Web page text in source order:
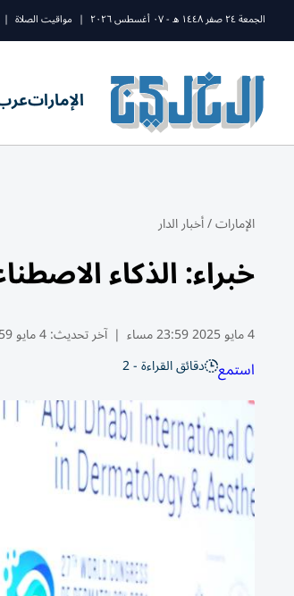
الجمعة ٢٤ صفر ١٤٤٨ ه - ٠٧ أغسطس ٢٠٢٦ | مواقيت الصلاة |
الإمارات
الإمارات/أخبار الدار
خبراء: الذكاء
4 مايو 2025 23:59 مساء | آخر تحديث:4 مايو 23:59 2025
استمع دقائق القراءة - 2